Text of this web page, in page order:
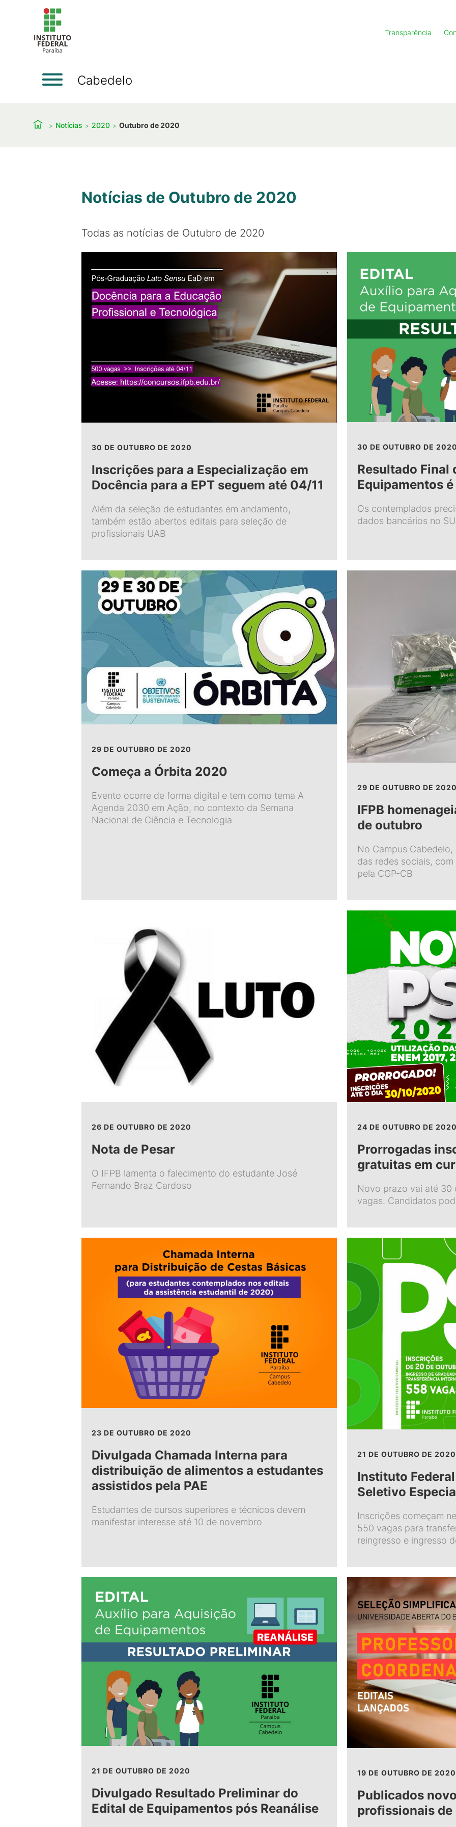
Transparência
Cabedelo
Notícias 2020 Outubro de 2020
Notícias de Outubro de 2020
Todas as notícias de Outubro de 2020
30 DE OUTUBRO DE 2020
Inscrições para a Especialização em
Docência para a EPT seguem até 04/11
Além da seleção de estudantes em andamento,
também estão abertos editais para seleção de
profissionais UAB
30 DE OUTUBRO DE
Resultado Final
Equipamentos
Os contemplados
dados bancários no
29 DE OUTUBRO DE 2020
Começa a Órbita 2020
Evento ocorre de forma digital e tem como tema A
Agenda 2030 em Ação, no contexto da Semana
Nacional de Ciência e Tecnologia
29 DE OUTUBRO DE
IFPB
de outubro
No Campus
das redes sociais,
pela CGP-CB
26 DE OUTUBRO DE 2020
Nota de Pesar
O IFPB lamenta o falecimento do estudante José
Fernando Braz Cardoso
24 DE OUTUBRO DE
Prorrogadas
gratuitas em
Novo prazo vai até 30
vagas. Candidatos
23 DE OUTUBRO DE 2020
Divulgada Chamada Interna para
distribuição de alimentos a estudantes
assistidos pela PAE
Estudantes de cursos superiores e técnicos devem
manifestar interesse até 10 de novembro
21 DE OUTUBRO DE 2020
Instituto
Seletivo
Inscrições começam
550 vagas para
reingresso e ingresso
21 DE OUTUBRO DE 2020
Divulgado Resultado Preliminar do
Edital de Equipamentos pós Reanálise
19 DE OUTUBRO DE 2020
Publicados
profissionais de